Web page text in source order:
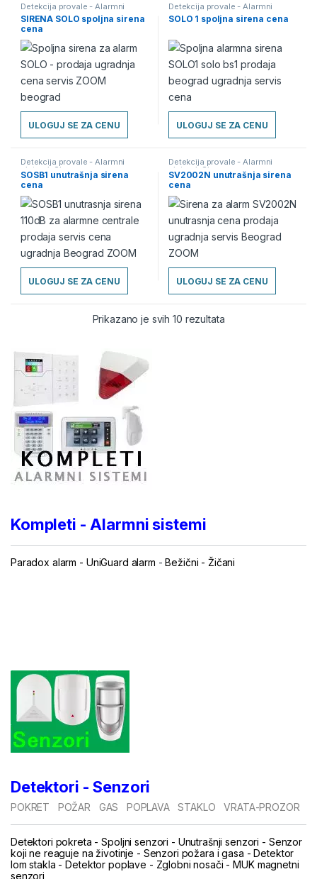
Detekcija provale - Alarmni
sistemi, Sirene
SIRENA SOLO spoljna sirena
cena
ULOGUJ SE ZA CENU
Detekcija provale - Alarmni
sistemi, Sirene
SOLO 1 spoljna sirena cena
ULOGUJ SE ZA CENU
Detekcija provale - Alarmni
sistemi Sirene
SOSB1 unutrašnja sirena
cena
ULOGUJ SE ZA CENU
Detekcija provale - Alarmni
sistemi ,Sirene
SV2002N unutrašnja sirena
cena
ULOGUJ SE ZA CENU
Prikazano je svih 10 rezultata
Kompleti - Alarmni sistemi
Paradox alarm - UniGuard alarm -Bežični -Žičani
Detektori - Senzori
POKRET POŽAR GAS POPLAVA STAKLO VRATA-PROZOR
Detektori pokreta -Spoljni senzori - Unutrašnji senzori - Senzor
koji ne reaguje na životinje - Senzori požara i gasa -Detektor
lom stakla -Detektor poplave - Zglobni nosači -MUK magnetni
senzori